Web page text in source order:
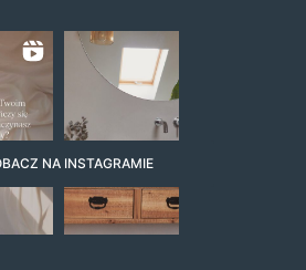
NA INSTAGRAMIE